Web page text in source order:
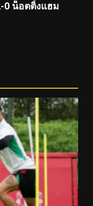
0 น็อตติ้งแฮม